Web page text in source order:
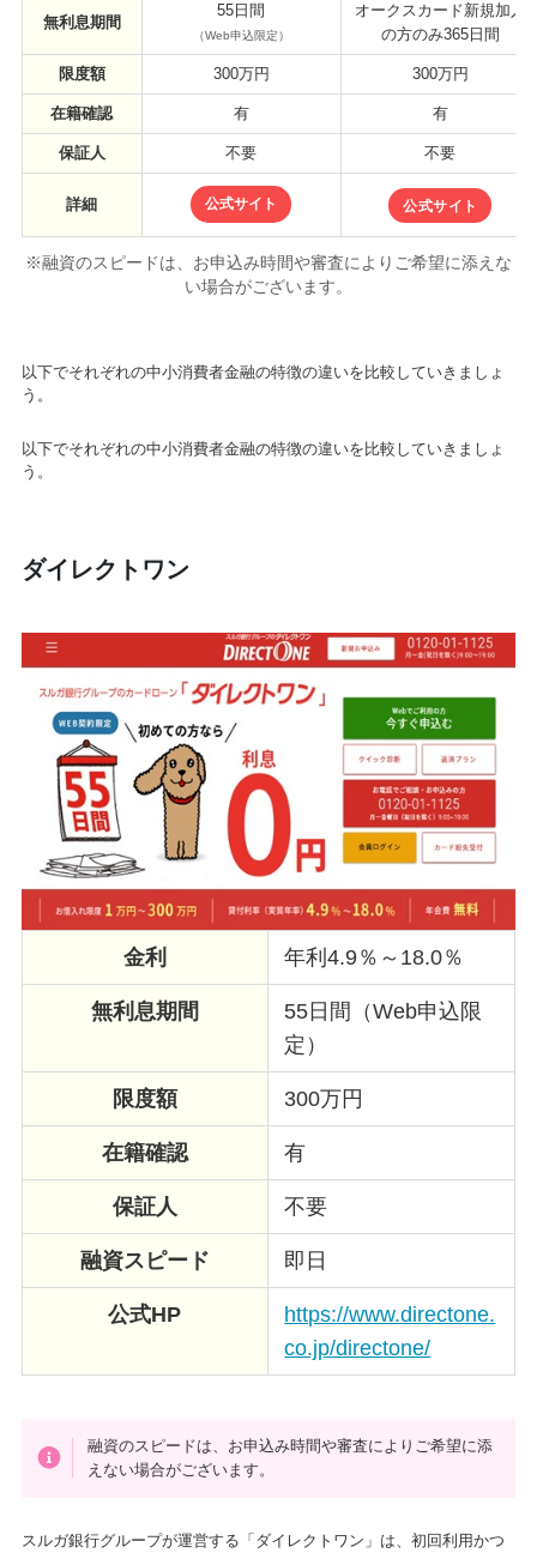
無利息期間
55日間
（Web申込限定）
オークスカード新規加入
の方のみ365日間
限度額 300万円 300万円
在籍確認 有 有
保証人 不要 不要
詳細 公式サイト 公式サイト
※融資のスピードは、お申込み時間や審査によりご希望に添えな
い場合がございます。
以下でそれぞれの中小消費者金融の特徴の違いを比較していきましょ
う。
以下でそれぞれの中小消費者金融の特徴の違いを比較していきましょ
う。
ダイレクトワン
金利 年利4.9％～18.0％
無利息期間
55日間（Web申込限
定）
限度額 300万円
在籍確認 有
保証人 不要
融資スピード 即日
公式HP
https://www.directone.
co.jp/directone/
融資のスピードは、お申込み時間や審査によりご希望に添
えない場合がございます。
スルガ銀行グループが運営する「ダイレクトワン」は、初回利用かつ